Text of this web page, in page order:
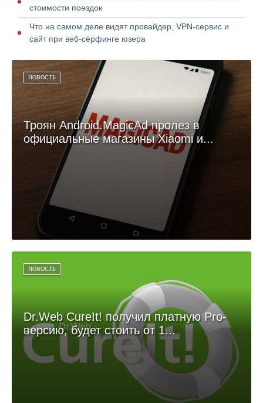
стоимости поездок
Что на самом деле видят провайдер, VPN-сервис и
сайт при веб-сёрфинге юзера
НОВОСТЬ
Троян Android.MagicAd пролез в
официальные магазины Xiaomi и...
НОВОСТЬ
Dr.Web CureIt! получил платную Pro-
версию, будет стоить от 1...